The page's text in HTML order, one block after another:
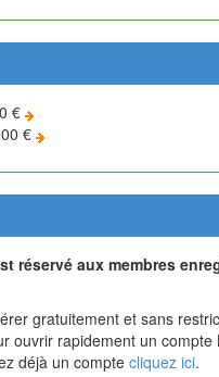
€
€
réservé aux membres
gratuitement et sans
ouvrir rapidement un compte
déjà un compte cliquez ici.